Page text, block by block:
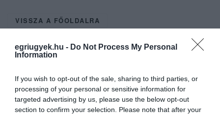
egriugyek.hu - Do Not Process My Personal
Information
If you wish to opt-out of the sale, sharing to third parties, or
processing of your personal or sensitive information for
targeted advertising by us, please use the below opt-out
section to confirm your selection. Please note that after your
VISSZA A FŐOLDALRA
Legfrissebb híreink